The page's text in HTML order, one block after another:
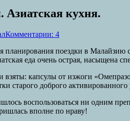
кухня.
Комментарии: 4
планирования поездки в Малайзию
еда очень острая, насыщена
взяты: капсулы от изжоги
старого доброго активированного
воспользоваться ни одним
вполне по нраву!